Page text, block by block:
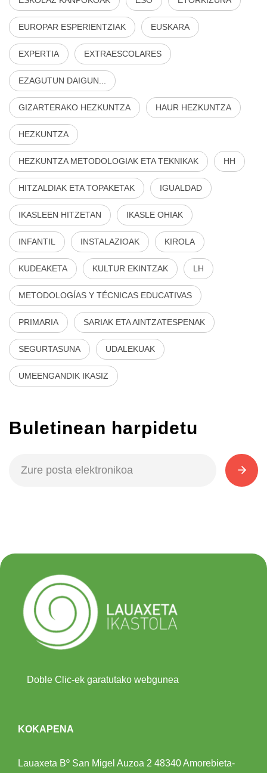
EUROPAR ESPERIENTZIAK EUSKARA
EXPERTIA EXTRAESCOLARES
EZAGUTUN DAIGUN...
GIZARTERAKO HEZKUNTZA HAUR HEZKUNTZA
HEZKUNTZA
HEZKUNTZA METODOLOGIAK ETA TEKNIKAK HH
HITZALDIAK ETA TOPAKETAK IGUALDAD
IKASLEEN HITZETAN IKASLE OHIAK
INFANTIL INSTALAZIOAK KIROLA
KUDEAKETA KULTUR EKINTZAK LH
METODOLOGÍAS Y TÉCNICAS EDUCATIVAS
PRIMARIA SARIAK ETA AINTZATESPENAK
SEGURTASUNA UDALEKUAK
UMEENGANDIK IKASIZ
Buletinean harpidetu
Doble Clic-ek garatutako webgunea
KOKAPENA
Lauaxeta Bº San Migel Auzoa 2 48340 Amorebieta-